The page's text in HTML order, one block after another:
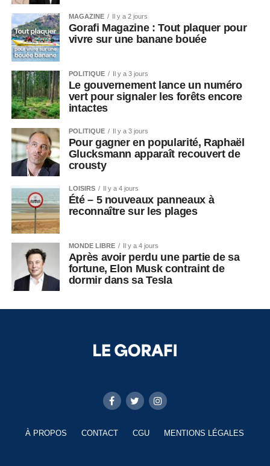
MAGAZINE Il y a 2 jours
Gorafi Magazine : Tout plaquer pour
vivre sur une banane bouée
POLITIQUE Il y a 3 jours
Le gouvernement lance un numéro
vert pour signaler les forêts encore
intactes
POLITIQUE Il y a 3 jours
Pour gagner en popularité, Raphaël
Glucksmann apparaît recouvert de
crousty
LOISIRS Il y a 4 jours
Été – 5 nouveaux panneaux à
reconnaître sur les plages
MONDE LIBRE Il y a 4 jours
Après avoir perdu une partie de sa
fortune, Elon Musk contraint de
dormir dans sa Tesla
À PROPOS CONTACT CGU MENTIONS LÉGALES